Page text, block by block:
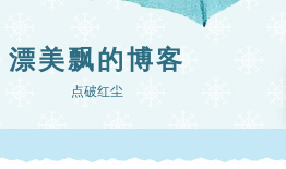
漂美飘的博客
点破红尘